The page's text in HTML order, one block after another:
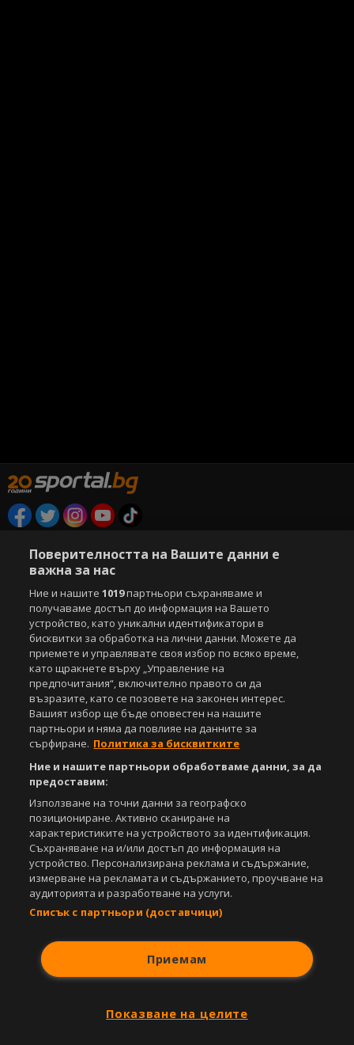
Този уебсайт е собственост наSportal Media Group
Етични правила на НСС
Лични данни
Управление на предпочитания
Съдържанието на този уеб сайт и технологиите, използвани в него, са
под закрила на Закона за авторското право и сродните му права.
Всички статии, репортажи, интервюта и други текстови, графични и
видео материали, публикувани в сайта, са собственост на Агенция
Спортал, освен ако изрично е посочено друго. Допуска се
публикуване на текстови материали само след писмено съгласие на
Агенция Спортал, посочване на източника и добавяне на линк към
www.sportal.bg. Използването на графични и видео материали,
публикувани в сайта, е строго забранено. Нарушителите ще бъдат
санкционирани с цялата строгост на закона.
СвалиБЕЗПЛАТНОТО приложение за:
Powered by:
Поверителността на Вашите данни е
важна за нас
Ние и нашите1019партньори съхраняваме и
получаваме достъп до информация на Вашето
устройство, като уникални идентификатори в
бисквитки за обработка на лични данни. Можете да
приемете и управлявате своя избор по всяко време,
като щракнете върху „Управление на
предпочитания“, включително правото си да
възразите, като се позовете на законен интерес.
Вашият избор ще бъде оповестен на нашите
партньори и няма да повлияе на данните за
сърфиране. Политика за бисквитките
Ние и нашите партньори обработваме данни, за да
предоставим:
Използване на точни данни за географско
позициониране. Активно сканиране на
характеристиките на устройството за идентификация.
Съхраняване на и/или достъп до информация на
устройство. Персонализирана реклама и съдържание,
измерване на рекламата и съдържанието, проучване на
аудиторията и разработване на услуги.
Списък с партньори (доставчици)
Приемам
Показване на целите